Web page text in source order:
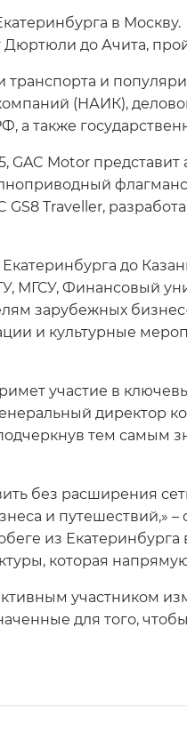
в
до Ачита,
и
(НАИК),
также
Motor
Traveller,
до
МГСУ, Финансовый
зарубежных
и культурные
участие в
директор
тем самым
без расширения
и путешествий,»
из
которая
участником
для того,